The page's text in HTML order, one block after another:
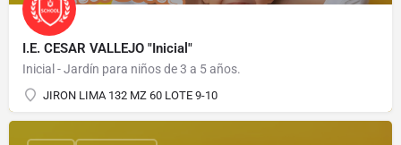
I.E. CESAR VALLEJO "Inicial"
Inicial - Jardín para niños de 3 a 5 años.
JIRON LIMA 132 MZ 60 LOTE 9-10